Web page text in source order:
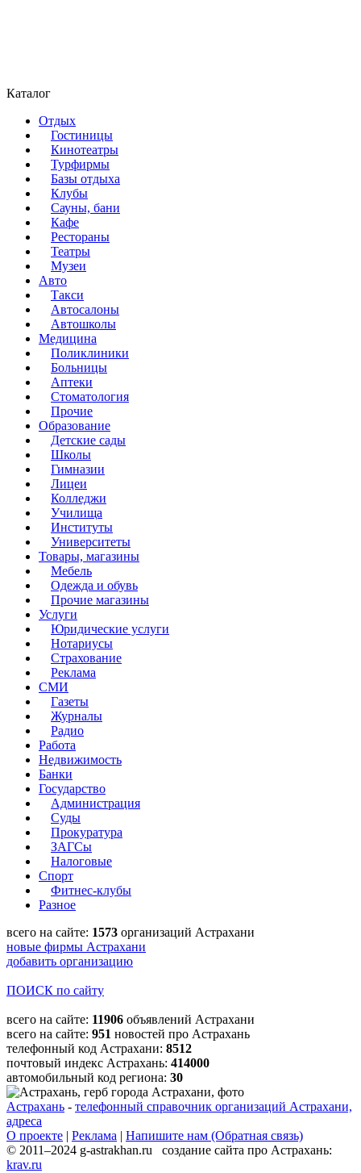
Каталог
Отдых
Гостиницы
Кинотеатры
Турфирмы
Базы отдыха
Клубы
Сауны, бани
Кафе
Рестораны
Театры
Музеи
Авто
Такси
Автосалоны
Автошколы
Медицина
Поликлиники
Больницы
Аптеки
Стоматология
Прочие
Образование
Детские сады
Школы
Гимназии
Лицеи
Колледжи
Училища
Институты
Университеты
Товары, магазины
Мебель
Одежда и обувь
Прочие магазины
Услуги
Юридические услуги
Нотариусы
Страхование
Реклама
СМИ
Газеты
Журналы
Радио
Работа
Недвижимость
Банки
Государство
Администрация
Суды
Прокуратура
ЗАГСы
Налоговые
Спорт
Фитнес-клубы
Разное
всего на сайте: 1573 организаций Астрахани
новые фирмы Астрахани
добавить организацию
ПОИСК по сайту
всего на сайте: 11906 объявлений Астрахани
всего на сайте: 951 новостей про Астрахань
телефонный код Астрахани: 8512
почтовый индекс Астрахань: 414000
автомобильный код региона: 30
Астрахань - телефонный справочник организаций Астрахани,
адреса
О проекте | Реклама | Напишите нам (Обратная связь)
© 2011–2024 g-astrakhan.ru создание сайта про Астрахань:
krav.ru